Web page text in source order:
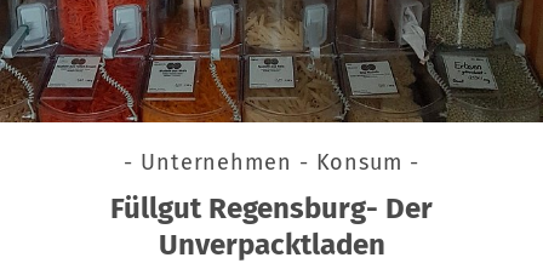
- Unternehmen - Konsum -
Füllgut Regensburg- Der
Unverpacktladen